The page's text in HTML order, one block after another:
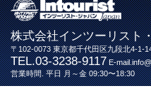
株式会社インツーリスト
〒102-0073 東京都千代田区九段北4-1-
TEL.03-3238-9117E-
営業時間. 平日 月～金 09:30〜18:30